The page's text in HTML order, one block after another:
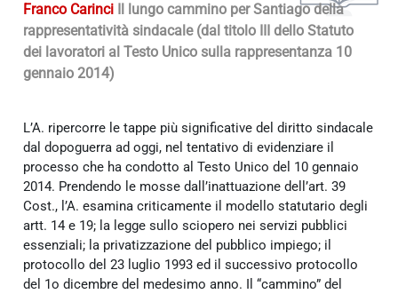
Franco Carinci Il lungo cammino per Santiago della
rappresentatività sindacale (dal titolo III dello Statuto
dei lavoratori al Testo Unico sulla rappresentanza 10
gennaio 2014)
L’A. ripercorre le tappe più significative del diritto sindacale
dal dopoguerra ad oggi, nel tentativo di evidenziare il
processo che ha condotto al Testo Unico del 10 gennaio
2014. Prendendo le mosse dall’inattuazione dell’art. 39
Cost., l’A. esamina criticamente il modello statutario degli
artt. 14 e 19; la legge sullo sciopero nei servizi pubblici
essenziali; la privatizzazione del pubblico impiego; il
protocollo del 23 luglio 1993 ed il successivo protocollo
del 1o dicembre del medesimo anno. Il “cammino” del